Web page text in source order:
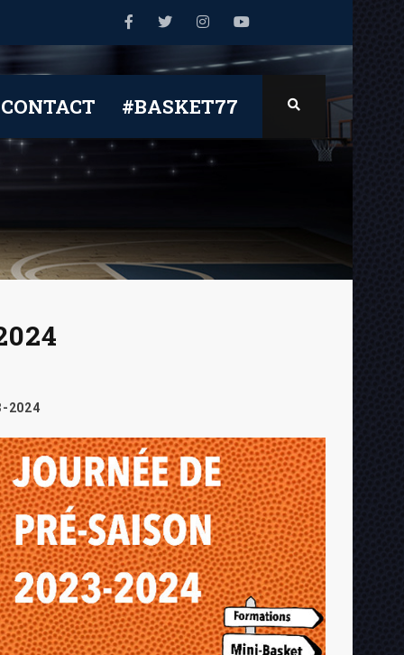
CONTACT #BASKET77
2024